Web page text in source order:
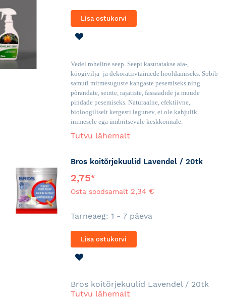
Lisa ostukorvi
Vedel roheline seep. Seepi kasutatakse aia-,
köögivilja- ja dekoratiivtaimede hooldamiseks. Sobib
samuti mitmesuguste kangaste pesemiseks ning
põrandate, seinte, rajatiste, fassaadide ja muude
pindade pesemiseks. Naturaalne, efektiivne,
bioloogiliselt kergesti lagunev, ei ole kahjulik
inimesele ega ümbritsevale keskkonnale.
Tutvu lähemalt
Bros koitõrjekuulid Lavendel / 20tk
2,75€
Osta soodsamalt 2,34 €
Tarneaeg: 1 - 7 päeva
Lisa ostukorvi
Bros koitõrjekuulid Lavendel / 20tk
Tutvu lähemalt